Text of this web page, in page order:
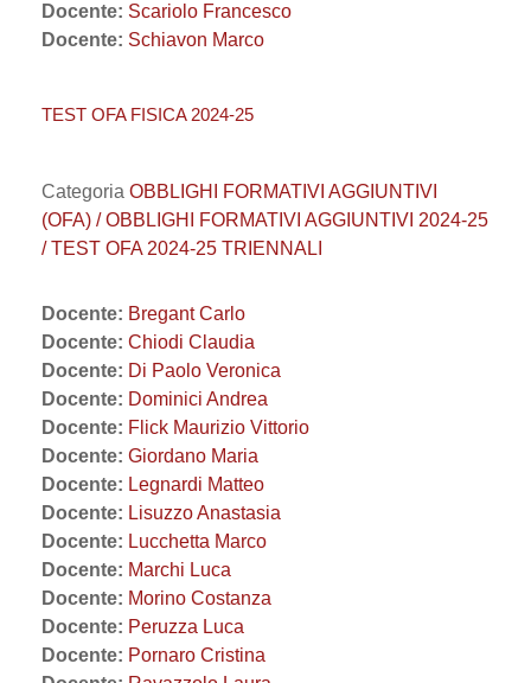
Docente: Scariolo Francesco
Docente: Schiavon Marco
TEST OFA FISICA 2024-25
Categoria OBBLIGHI FORMATIVI AGGIUNTIVI
(OFA) / OBBLIGHI FORMATIVI AGGIUNTIVI 2024-25
/ TEST OFA 2024-25 TRIENNALI
Docente: Bregant Carlo
Docente: Chiodi Claudia
Docente: Di Paolo Veronica
Docente: Dominici Andrea
Docente: Flick Maurizio Vittorio
Docente: Giordano Maria
Docente: Legnardi Matteo
Docente: Lisuzzo Anastasia
Docente: Lucchetta Marco
Docente: Marchi Luca
Docente: Morino Costanza
Docente: Peruzza Luca
Docente: Pornaro Cristina